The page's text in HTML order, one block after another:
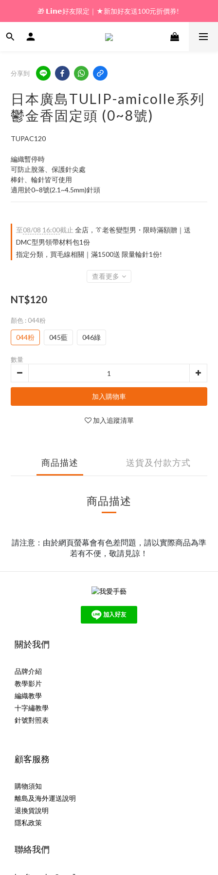
🎁 新好友購物金｜★加入新會員領券送100元!
🎁 𝗟𝗶𝗻𝗲好友限定｜★新加好友送100元折價券!
🎁 新好友購物金｜★加入新會員領券送100元!
分享到
日本廣島TULIP-amicolle系列
鬱金香固定頭 (0~8號)
TUPAC120
編織暫停時
可防止脫落、保護針尖處
棒針、輪針皆可使用
適用於0~8號(2.1~4.5mm)針頭
至08/08 16:00截止 全店，👔老爸變型男・限時滿額贈｜送
DMC型男領帶材料包1份
指定分類，買毛線相關｜滿1500送 限量輪針1份!
查看更多
NT$120
顏色 : 044粉
044粉 045藍 046綠
數量
加入購物車
加入追蹤清單
商品描述 送貨及付款方式
商品描述
請注意：由於網頁螢幕會有色差問題，請以實際商品為準
若有不便，敬請見諒！
關於我們
品牌介紹
教學影片
編織教學
十字繡教學
針號對照表
顧客服務
購物須知
離島及海外運送說明
退換貨說明
隱私政策
聯絡我們